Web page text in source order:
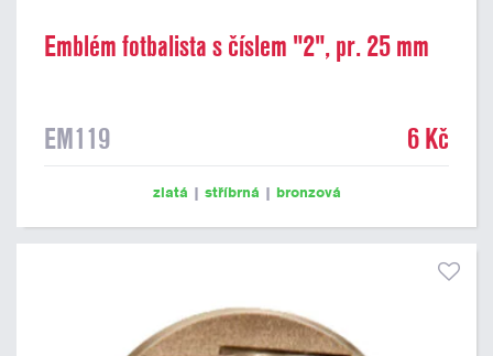
Emblém fotbalista s číslem "2", pr. 25 mm
EM119 6 Kč
zlatá | stříbrná | bronzová